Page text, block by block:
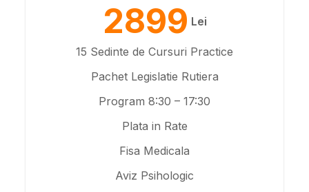
2899 Lei
15 Sedinte de Cursuri Practice
Pachet Legislatie Rutiera
Program 8:30 – 17:30
Plata in Rate
Fisa Medicala
Aviz Psihologic